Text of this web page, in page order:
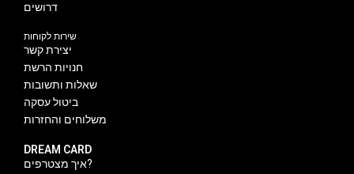
דרושים
שירות לקוחות
יצירת קשר
חנויות הרשת
שאלות ותשובות
ביטול עסקה
משלוחים והחזרות
DREAM CARD
איך מצטרפים?